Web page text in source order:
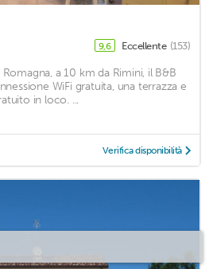
9,6 Eccellente (153)
a 10 km da Rimini, il B&B
WiFi gratuita, una terrazza e
in loco. ...
Verifica disponibilità